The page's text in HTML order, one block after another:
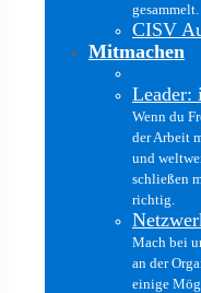
gesammelt.
CISV
Mitmachen
Leader:
Wenn du
der Arbeit
und
schließen
richtig.
Mach bei
an der
einige